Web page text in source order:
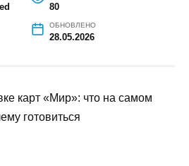
80
ОБНОВЛЕНО
28.05.2026